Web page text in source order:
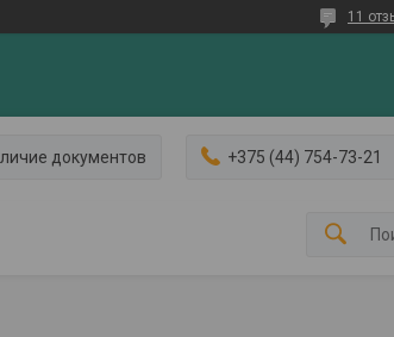
11
документов +375 (44) 754-73-21